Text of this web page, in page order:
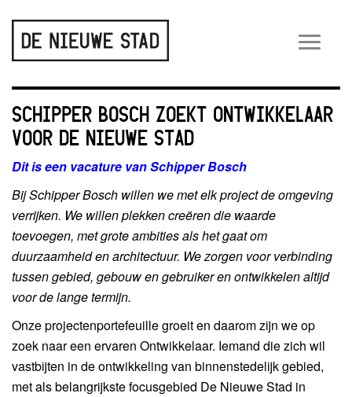
SCHIPPER BOSCH ZOEKT ONTWIKKELAAR
VOOR DE NIEUWE STAD
Dit is een vacature van Schipper Bosch
Bij Schipper Bosch willen we met elk project de omgeving
verrijken. We willen plekken creëren die waarde
toevoegen, met grote ambities als het gaat om
duurzaamheid en architectuur. We zorgen voor verbinding
tussen gebied, gebouw en gebruiker en ontwikkelen altijd
voor de lange termijn.
Onze projectenportefeuille groeit en daarom zijn we op
zoek naar een ervaren Ontwikkelaar. Iemand die zich wil
vastbijten in de ontwikkeling van binnenstedelijk gebied,
met als belangrijkste focusgebied De Nieuwe Stad in